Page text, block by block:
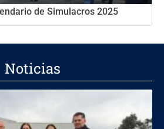
de Simulacros 2025
Noticias